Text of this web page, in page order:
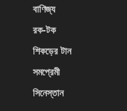
বাণিজ্য
রক-টক
শিকড়ের টান
সমপ্রেমী
সিনেস্তান